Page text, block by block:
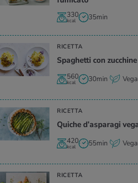
330
kcal 35min
RICETTA
Spa­ghet­ti con
560
kcal 30min
RICETTA
Qui­che d’a­spa­ra­gi
420
kcal 55min
RICETTA